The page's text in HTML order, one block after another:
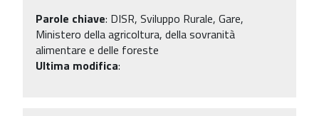
Parole chiave: DISR, Sviluppo Rurale, Gare,
Ministero della agricoltura, della sovranità
alimentare e delle foreste
Ultima modifica: